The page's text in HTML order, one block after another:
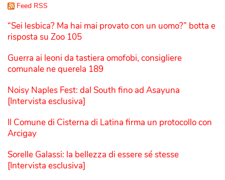
Feed RSS
“Sei lesbica? Ma hai mai provato con un uomo?” botta e
risposta su Zoo 105
Guerra ai leoni da tastiera omofobi, consigliere
comunale ne querela 189
Noisy Naples Fest: dal South fino ad Asayuna
[Intervista esclusiva]
Il Comune di Cisterna di Latina firma un protocollo con
Arcigay
Sorelle Galassi: la bellezza di essere sé stesse
[Intervista esclusiva]